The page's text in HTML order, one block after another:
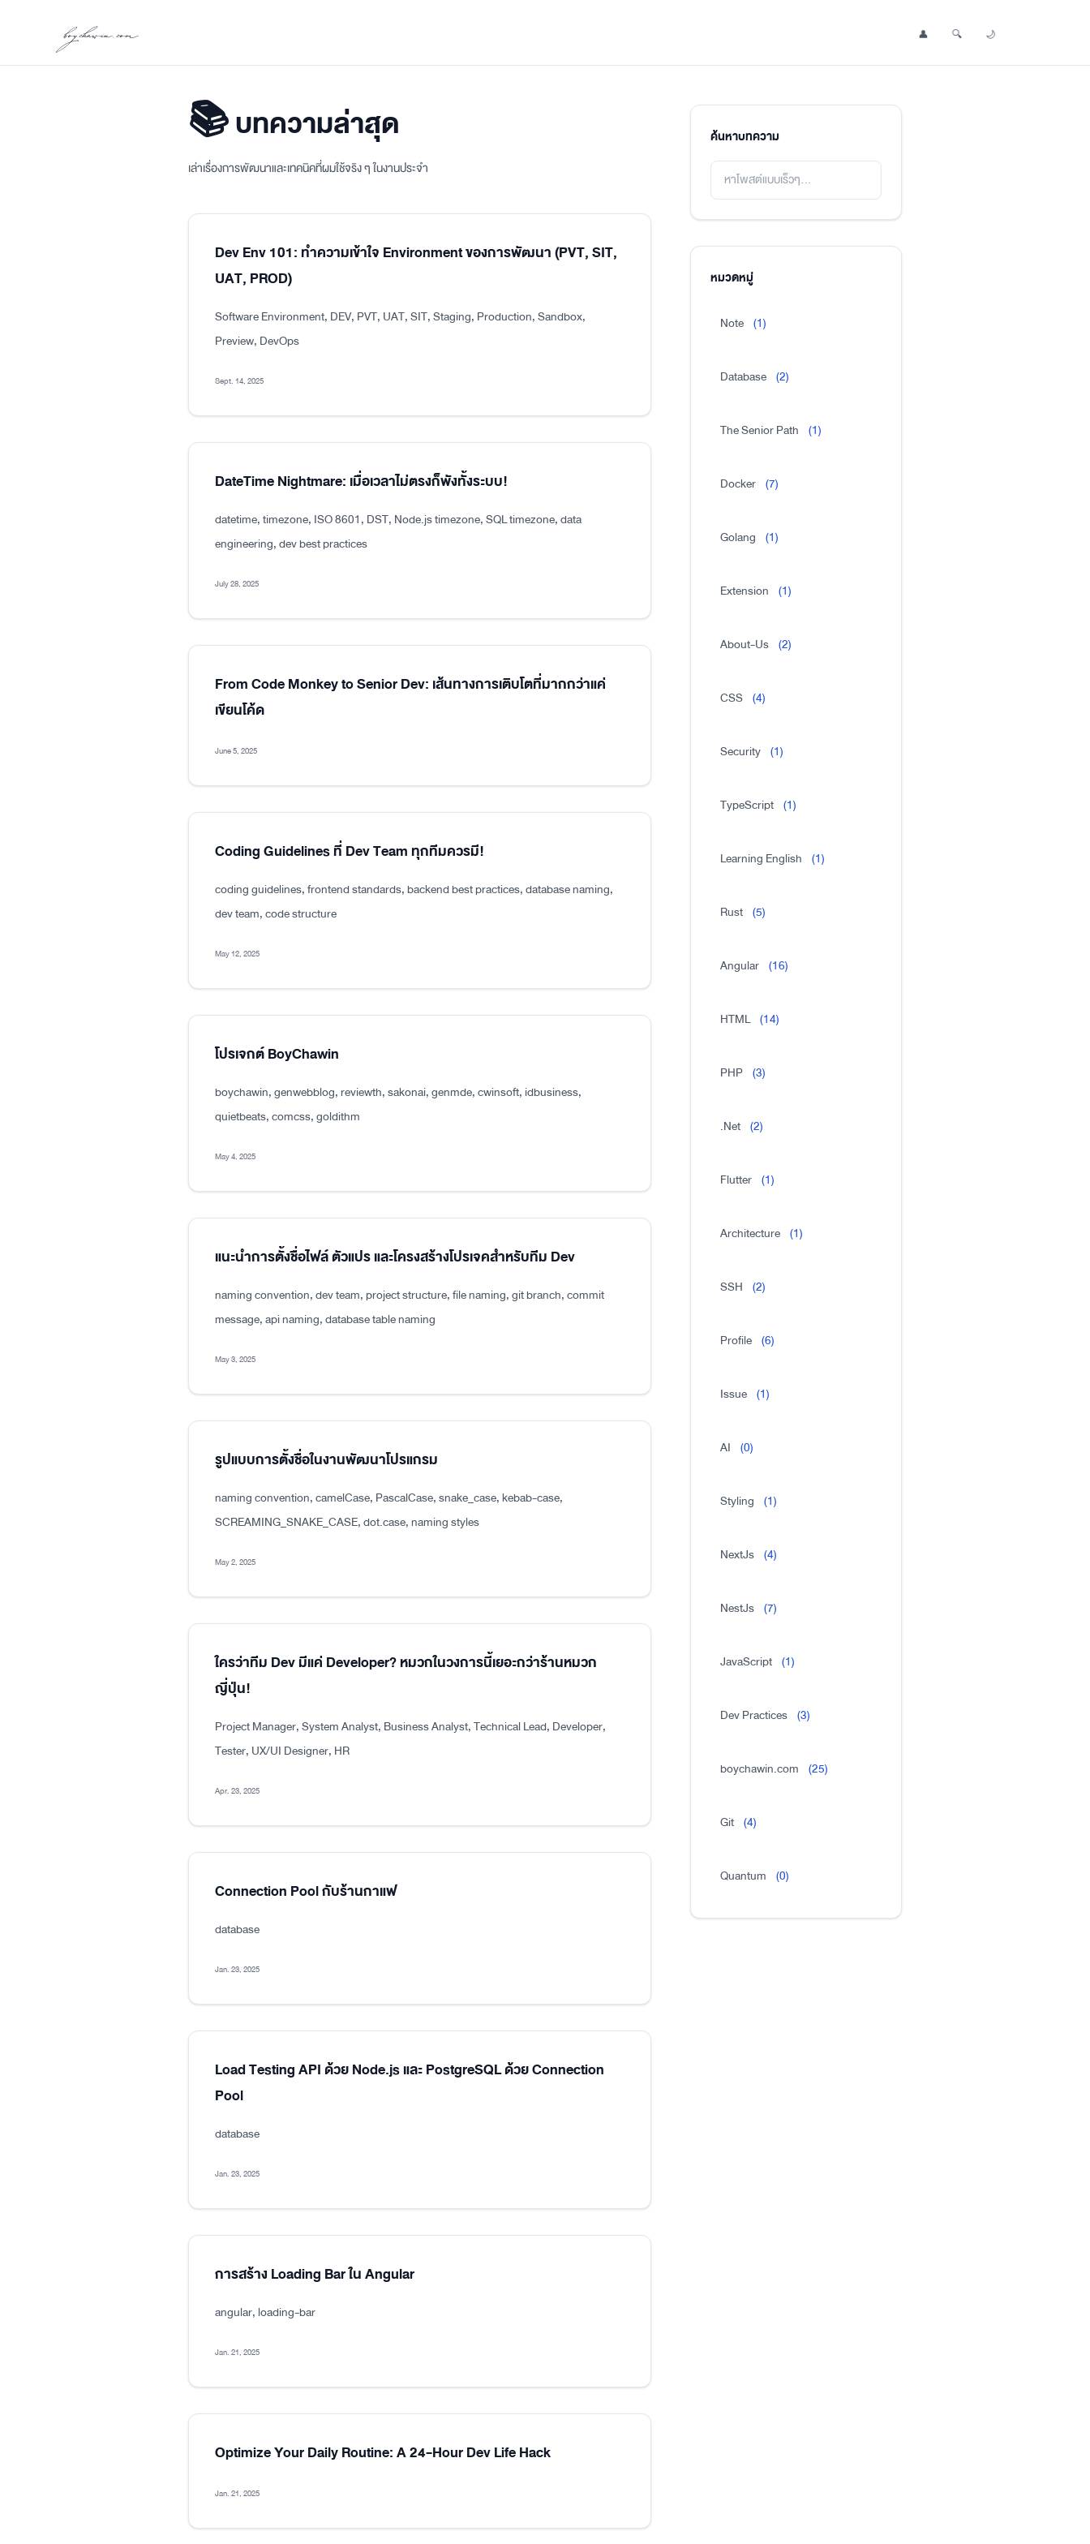
boychawin.com Profile
👤 Search Post
🔍 Toggle Dark Mode
🌙
📚 บทความล่าสุด
เล่าเรื่องการพัฒนาและเทคนิคที่ผมใช้จริง ๆ ในงานประจำ
Dev Env 101: ทำความเข้าใจ Environment ของการพัฒนา (PVT, SIT,
UAT, PROD)
Software Environment, DEV, PVT, UAT, SIT, Staging, Production, Sandbox,
Preview, DevOps
Sept. 14, 2025
DateTime Nightmare: เมื่อเวลาไม่ตรงก็พังทั้งระบบ!
datetime, timezone, ISO 8601, DST, Node.js timezone, SQL timezone, data
engineering, dev best practices
July 28, 2025
From Code Monkey to Senior Dev: เส้นทางการเติบโตที่มากกว่าแค่
เขียนโค้ด
June 5, 2025
Coding Guidelines ที่ Dev Team ทุกทีมควรมี!
coding guidelines, frontend standards, backend best practices, database naming,
dev team, code structure
May 12, 2025
โปรเจกต์ BoyChawin
boychawin, genwebblog, reviewth, sakonai, genmde, cwinsoft, idbusiness,
quietbeats, comcss, goldithm
May 4, 2025
แนะนำการตั้งชื่อไฟล์ ตัวแปร และโครงสร้างโปรเจคสำหรับทีม Dev
naming convention, dev team, project structure, file naming, git branch, commit
message, api naming, database table naming
May 3, 2025
รูปแบบการตั้งชื่อในงานพัฒนาโปรแกรม
naming convention, camelCase, PascalCase, snake_case, kebab-case,
SCREAMING_SNAKE_CASE, dot.case, naming styles
May 2, 2025
ใครว่าทีม Dev มีแค่ Developer? หมวกในวงการนี้เยอะกว่าร้านหมวก
ญี่ปุ่น!
Project Manager, System Analyst, Business Analyst, Technical Lead, Developer,
Tester, UX/UI Designer, HR
Apr. 23, 2025
Connection Pool กับร้านกาแฟ
database
Jan. 23, 2025
Load Testing API ด้วย Node.js และ PostgreSQL ด้วย Connection
Pool
database
Jan. 23, 2025
การสร้าง Loading Bar ใน Angular
angular, loading-bar
Jan. 21, 2025
Optimize Your Daily Routine: A 24-Hour Dev Life Hack
Jan. 21, 2025
ค้นหาบทความ
หมวดหมู่
Note (1)
Database (2)
The Senior Path (1)
Docker (7)
Golang (1)
Extension (1)
About-Us (2)
CSS (4)
Security (1)
TypeScript (1)
Learning English (1)
Rust (5)
Angular (16)
HTML (14)
PHP (3)
.Net (2)
Flutter (1)
Architecture (1)
SSH (2)
Profile (6)
Issue (1)
AI (0)
Styling (1)
NextJs (4)
NestJs (7)
JavaScript (1)
Dev Practices (3)
boychawin.com (25)
Git (4)
Quantum (0)